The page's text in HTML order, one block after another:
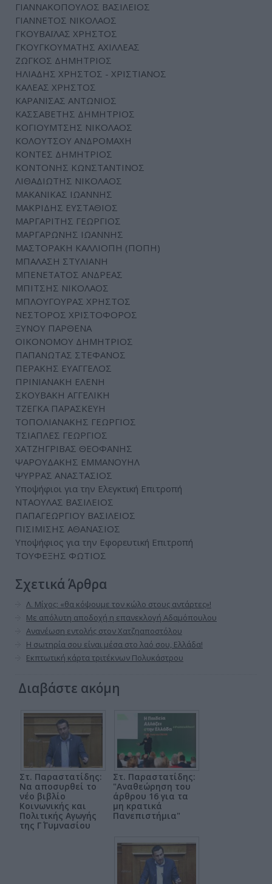
ΓΙΑΝΝΑΚΟΠΟΥΛΟΣ ΒΑΣΙΛΕΙΟΣ
ΓΙΑΝΝΕΤΟΣ ΝΙΚΟΛΑΟΣ
ΓΚΟΥΒΑΪΛΑΣ ΧΡΗΣΤΟΣ
ΓΚΟΥΓΚΟΥΜΑΤΗΣ ΑΧΙΛΛΕΑΣ
ΖΩΓΚΟΣ ΔΗΜΗΤΡΙΟΣ
ΗΛΙΑΔΗΣ ΧΡΗΣΤΟΣ - ΧΡΙΣΤΙΑΝΟΣ
ΚΑΛΕΑΣ ΧΡΗΣΤΟΣ
ΚΑΡΑΝΙΣΑΣ ΑΝΤΩΝΙΟΣ
ΚΑΣΣΑΒΕΤΗΣ ΔΗΜΗΤΡΙΟΣ
ΚΟΓΙΟΥΜΤΣΗΣ ΝΙΚΟΛΑΟΣ
ΚΟΛΟΥΤΣΟΥ ΑΝΔΡΟΜΑΧΗ
ΚΟΝΤΕΣ ΔΗΜΗΤΡΙΟΣ
ΚΟΝΤΟΝΗΣ ΚΩΝΣΤΑΝΤΙΝΟΣ
ΛΙΘΑΔΙΩΤΗΣ ΝΙΚΟΛΑΟΣ
ΜΑΚΑΝΙΚΑΣ ΙΩΑΝΝΗΣ
ΜΑΚΡΙΔΗΣ ΕΥΣΤΑΘΙΟΣ
ΜΑΡΓΑΡΙΤΗΣ ΓΕΩΡΓΙΟΣ
ΜΑΡΓΑΡΩΝΗΣ ΙΩΑΝΝΗΣ
ΜΑΣΤΟΡΑΚΗ ΚΑΛΛΙΟΠΗ (ΠΟΠΗ)
ΜΠΑΛΑΣΗ ΣΤΥΛΙΑΝΗ
ΜΠΕΝΕΤΑΤΟΣ ΑΝΔΡΕΑΣ
ΜΠΙΤΣΗΣ ΝΙΚΟΛΑΟΣ
ΜΠΛΟΥΓΟΥΡΑΣ ΧΡΗΣΤΟΣ
ΝΕΣΤΟΡΟΣ ΧΡΙΣΤΟΦΟΡΟΣ
ΞΥΝΟΥ ΠΑΡΘΕΝΑ
ΟΙΚΟΝΟΜΟΥ ΔΗΜΗΤΡΙΟΣ
ΠΑΠΑΝΩΤΑΣ ΣΤΕΦΑΝΟΣ
ΠΕΡΑΚΗΣ ΕΥΑΓΓΕΛΟΣ
ΠΡΙΝΙΑΝΑΚΗ ΕΛΕΝΗ
ΣΚΟΥΒΑΚΗ ΑΓΓΕΛΙΚΗ
ΤΖΕΓΚΑ ΠΑΡΑΣΚΕΥΗ
ΤΟΠΟΛΙΑΝΑΚΗΣ ΓΕΩΡΓΙΟΣ
ΤΣΙΑΠΛΕΣ ΓΕΩΡΓΙΟΣ
ΧΑΤΖΗΓΡΙΒΑΣ ΘΕΟΦΑΝΗΣ
ΨΑΡΟΥΔΑΚΗΣ ΕΜΜΑΝΟΥΗΛ
ΨΥΡΡΑΣ ΑΝΑΣΤΑΣΙΟΣ
Υποψήφιοι για την Ελεγκτική Επιτροπή
ΝΤΑΟΥΛΑΣ ΒΑΣΙΛΕΙΟΣ
ΠΑΠΑΓΕΩΡΓΙΟΥ ΒΑΣΙΛΕΙΟΣ
ΠΙΣΙΜΙΣΗΣ ΑΘΑΝΑΣΙΟΣ
Υποψήφιος για την Εφορευτική Επιτροπή
ΤΟΥΦΕΞΗΣ ΦΩΤΙΟΣ
Σχετικά Άρθρα
Λ. Μίχος: «θα κόψουμε τον κώλο στους αντάρτες»!
Με απόλυτη αποδοχή η επανεκλογή Αδαμόπουλου
Ανανέωση εντολής στον Χατζηαποστόλου
Η σωτηρία σου είναι μέσα στο λαό σου, Ελλάδα!
Εκπτωτική κάρτα τριτέκνων Πολυκάστρου
Διαβάστε ακόμη
Στ. Παραστατίδης:
Να αποσυρθεί το
νέο βιβλίο
Κοινωνικής και
Πολιτικής Αγωγής
της Γ΄ Γυμνασίου
Στ. Παραστατίδης:
"Αναθεώρηση του
άρθρου 16 για τα
μη κρατικά
Πανεπιστήμια"